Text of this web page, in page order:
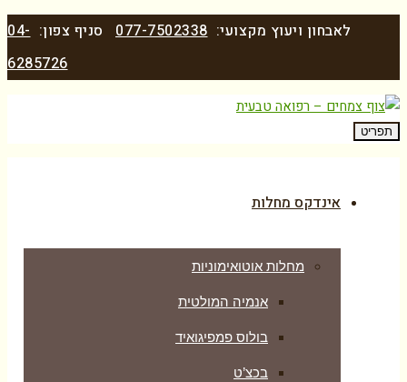
לאבחון ויעוץ מקצועי:077-7502338 סניף צפון:04-
6285726
תפריט
אינדקס מחלות
מחלות אוטואימוניות
אנמיה המולטית
בולוס פמפיגואיד
בכצ’ט